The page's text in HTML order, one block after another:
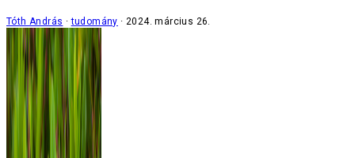
Tóth András tudomány 2024. március 26.